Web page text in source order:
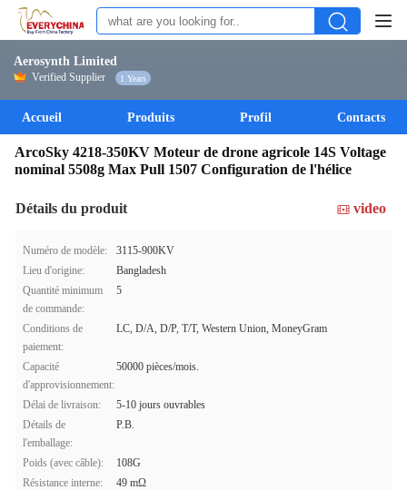
Aerosynth Limited
Verified Supplier 1 Years
Accueil Produits Profil Contacts
ArcoSky 4218-350KV Moteur de drone agricole 14S Voltage
nominal 5508g Max Pull 1507 Configuration de l'hélice
Détails du produit video
Numéro de modèle:
3115-900KV
Lieu d'origine:
Bangladesh
Quantité minimum
de commande:
5
Conditions de
paiement:
LC, D/A, D/P, T/T, Western Union, MoneyGram
Capacité
d'approvisionnement:
50000 pièces/mois.
Délai de livraison:
5-10 jours ouvrables
Détails de
l'emballage:
P.B.
Poids (avec câble):
108G
Résistance interne:
49 mΩ